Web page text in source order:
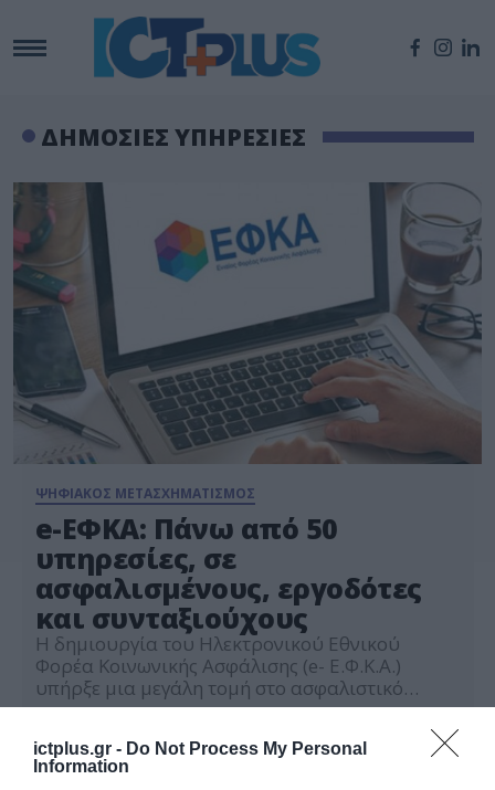
ictplus.gr - Do Not Process My Personal
Information
ΔΗΜΟΣΙΕΣ ΥΠΗΡΕΣΙΕΣ
ΨΗΦΙΑΚΟΣ ΜΕΤΑΣΧΗΜΑΤΙΣΜΟΣ
e-ΕΦΚΑ: Πάνω από 50
υπηρεσίες, σε
ασφαλισμένους, εργοδότες
και συνταξιούχους
Η δημιουργία του Ηλεκτρονικού Εθνικού
Φορέα Κοινωνικής Ασφάλισης (e- Ε.Φ.Κ.Α.)
υπήρξε μια μεγάλη τομή στο ασφαλιστικό
σύστημα της χώρας, με στόχο τη διασφάλιση
της βιωσιμότητας και της αποτελεσματικότητάς
του. Ο φορέας είναι σήμερα υπεύθυνος για την
συγκέντρωση όλων των ασφαλιστικών